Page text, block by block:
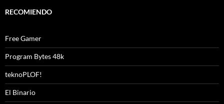
RECOMIENDO
Free Gamer
Program Bytes 48k
teknoPLOF!
El Binario